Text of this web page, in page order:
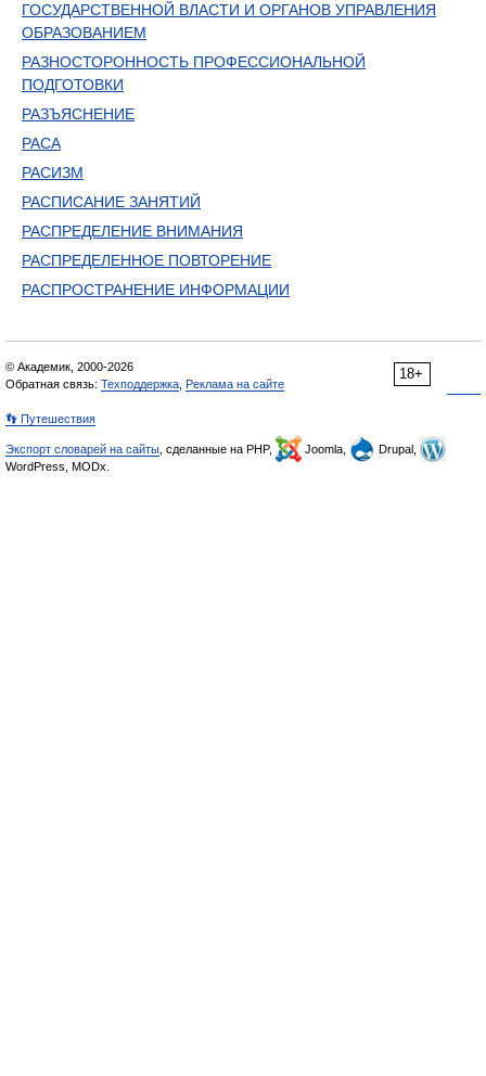
ГОСУДАРСТВЕННОЙ ВЛАСТИ И ОРГАНОВ УПРАВЛЕНИЯ
ОБРАЗОВАНИЕМ
РАЗНОСТОРОННОСТЬ ПРОФЕССИОНАЛЬНОЙ
ПОДГОТОВКИ
РАЗЪЯСНЕНИЕ
РАСА
РАСИЗМ
РАСПИСАНИЕ ЗАНЯТИЙ
РАСПРЕДЕЛЕНИЕ ВНИМАНИЯ
РАСПРЕДЕЛЕННОЕ ПОВТОРЕНИЕ
РАСПРОСТРАНЕНИЕ ИНФОРМАЦИИ
18+
© Академик, 2000-2026
Обратная связь: Техподдержка Реклама на сайте
👣 Путешествия
Экспорт словарей на сайты , сделанные на PHP, Joomla,
Drupal,
WordPress, MODx.